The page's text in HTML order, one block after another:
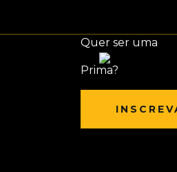
Quer ser uma
Prima?